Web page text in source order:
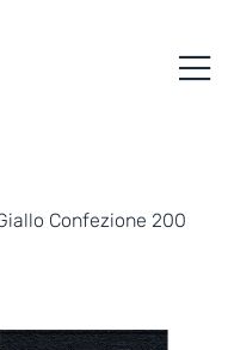
Confezione 200